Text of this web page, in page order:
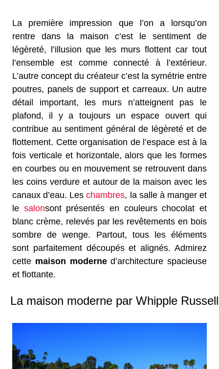
La première impression que l’on a lorsqu’on
rentre dans la maison c’est le sentiment de
légèreté, l’illusion que les murs flottent car tout
l’ensemble est comme connecté à l’extérieur.
L’autre concept du créateur c’est la symétrie entre
poutres, panels de support et carreaux. Un autre
détail important, les murs n’atteignent pas le
plafond, il y a toujours un espace ouvert qui
contribue au sentiment général de légèreté et de
flottement. Cette organisation de l’espace est à la
fois verticale et horizontale, alors que les formes
en courbes ou en mouvement se retrouvent dans
les coins verdure et autour de la maison avec les
canaux d’eau. Leschambres, la salle à manger et
le salonsont présentés en couleurs chocolat et
blanc crème, relevés par les revêtements en bois
sombre de wenge. Partout, tous les éléments
sont parfaitement découpés et alignés. Admirez
cette maison moderned’architecture spacieuse
et flottante.
La maison moderne par Whipple Russell